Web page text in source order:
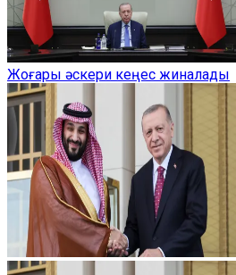
Жоғары әскери кеңес жиналады